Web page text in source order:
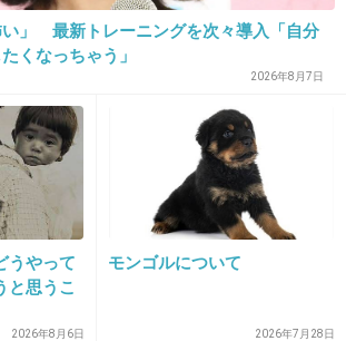
ーナーが外食前にカロリミット飲んで
み会とかでたまに飲んでる
らあまり気にしないようにしてるけ
+4
かの規定があった気がする
-0
」 最新トレーニングを次々導入「自分
くなっちゃう」
2026年8月7日
うやって
と思うこ
2026年8月6日
モンゴルについて
2026年7月28日